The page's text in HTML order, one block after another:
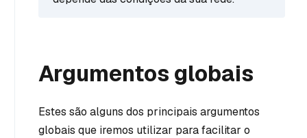
Argumentos globais
Estes são alguns dos principais argumentos
globais que iremos utilizar para facilitar o